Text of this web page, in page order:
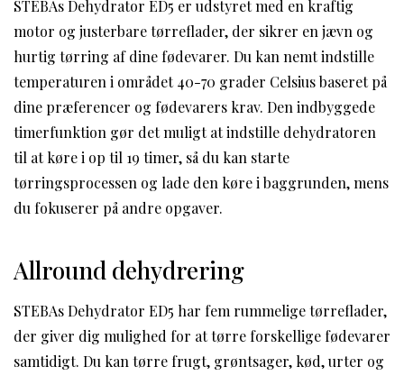
STEBAs Dehydrator ED5 er udstyret med en kraftig
motor og justerbare tørreflader, der sikrer en jævn og
hurtig tørring af dine fødevarer. Du kan nemt indstille
temperaturen i området 40-70 grader Celsius baseret på
dine præferencer og fødevarers krav. Den indbyggede
timerfunktion gør det muligt at indstille dehydratoren
til at køre i op til 19 timer, så du kan starte
tørringsprocessen og lade den køre i baggrunden, mens
du fokuserer på andre opgaver.
Allround dehydrering
STEBAs Dehydrator ED5 har fem rummelige tørreflader,
der giver dig mulighed for at tørre forskellige fødevarer
samtidigt. Du kan tørre frugt, grøntsager, kød, urter og